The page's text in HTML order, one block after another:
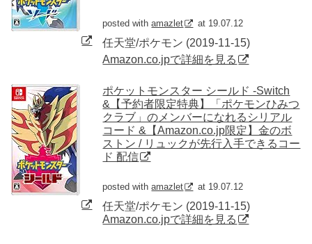
posted withamazlet at 19.07.12
任天堂/ポケモン (2019-11-15)
Amazon.co.jpで詳細を見る
ポケットモンスター シールド -Switch
&【予約者限定特典】「ポケモンひみつ
クラブ」のメンバーになれるシリアル
コード &【Amazon.co.jp限定】金のボ
ストン / リュックが先行入手できるコー
ド 配信
posted withamazlet at 19.07.12
任天堂/ポケモン (2019-11-15)
Amazon.co.jpで詳細を見る